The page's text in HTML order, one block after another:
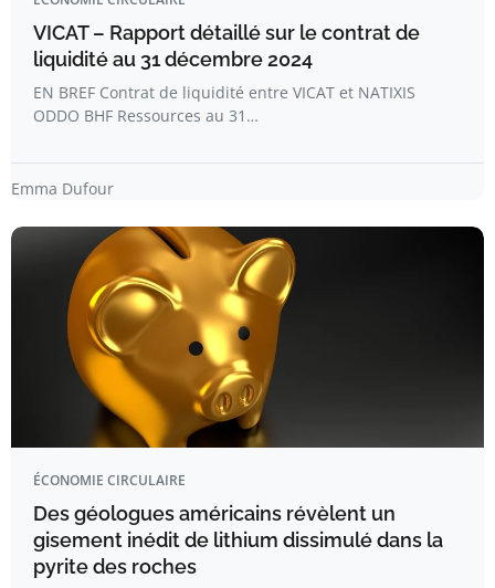
VICAT – Rapport détaillé sur le contrat de
liquidité au 31 décembre 2024
EN BREF Contrat de liquidité entre VICAT et NATIXIS
ODDO BHF Ressources au 31…
Emma Dufour
ÉCONOMIE CIRCULAIRE
Des géologues américains révèlent un
gisement inédit de lithium dissimulé dans la
pyrite des roches